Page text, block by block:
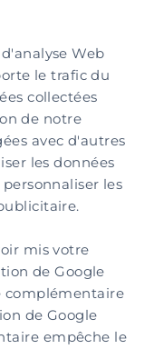
Web
le trafic du
collectées
de notre
avec d'autres
les données
les
mis votre
de Google
complémentaire
de Google
empêche le